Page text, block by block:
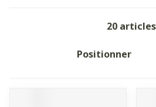
20 articles
Trier par: